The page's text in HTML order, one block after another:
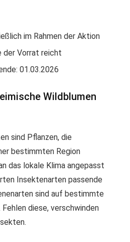
im Rahmen der Aktion
der Vorrat reicht
01.03.2026
Wildblumen
sind Pflanzen, die
bestimmten Region
das lokale Klima angepasst
Insektenarten passende
sind auf bestimmte
diese, verschwinden